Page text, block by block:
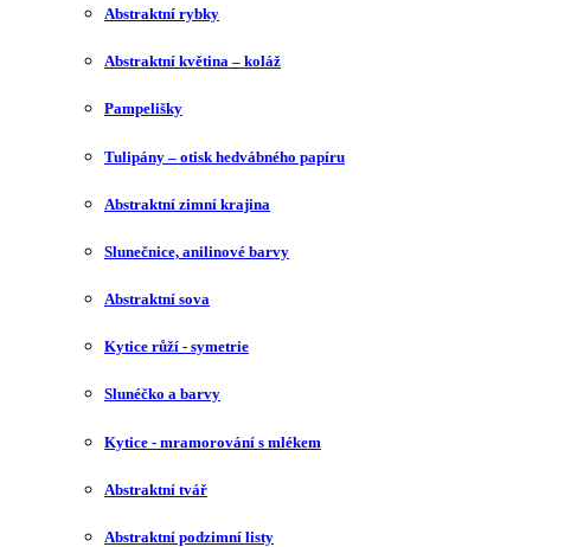
Abstraktní rybky
Abstraktní květina – koláž
Pampelišky
Tulipány – otisk hedvábného papíru
Abstraktní zimní krajina
Slunečnice, anilinové barvy
Abstraktní sova
Kytice růží - symetrie
Slunéčko a barvy
Kytice - mramorování s mlékem
Abstraktní tvář
Abstraktní podzimní listy